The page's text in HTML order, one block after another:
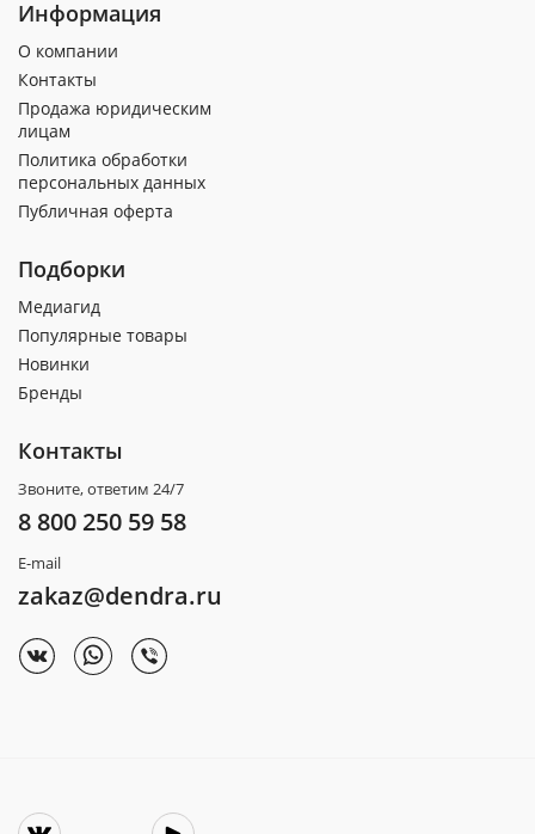
Информация
О компании
Контакты
Продажа юридическим
лицам
Политика обработки
персональных данных
Публичная оферта
Подборки
Медиагид
Популярные товары
Новинки
Бренды
Контакты
Звоните, ответим 24/7
8 800 250 59 58
E-mail
zakaz@dendra.ru